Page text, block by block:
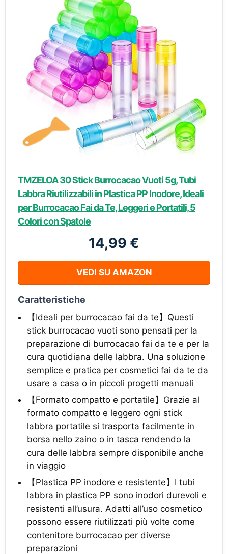
TMZELOA 30 Stick Burrocacao Vuoti 5g, Tubi
Labbra Riutilizzabili in Plastica PP Inodore, Ideali
per Burrocacao Fai da Te, Leggeri e Portatili, 5
Colori con Spatole
14,99 €
VEDI SU AMAZON
Caratteristiche
【Ideali per burrocacao fai da te】Questi
stick burrocacao vuoti sono pensati per la
preparazione di burrocacao fai da te e per la
cura quotidiana delle labbra. Una soluzione
semplice e pratica per cosmetici fai da te da
usare a casa o in piccoli progetti manuali
【Formato compatto e portatile】Grazie al
formato compatto e leggero ogni stick
labbra portatile si trasporta facilmente in
borsa nello zaino o in tasca rendendo la
cura delle labbra sempre disponibile anche
in viaggio
【Plastica PP inodore e resistente】I tubi
labbra in plastica PP sono inodori durevoli e
resistenti all’usura. Adatti all’uso cosmetico
possono essere riutilizzati più volte come
contenitore burrocacao per diverse
preparazioni